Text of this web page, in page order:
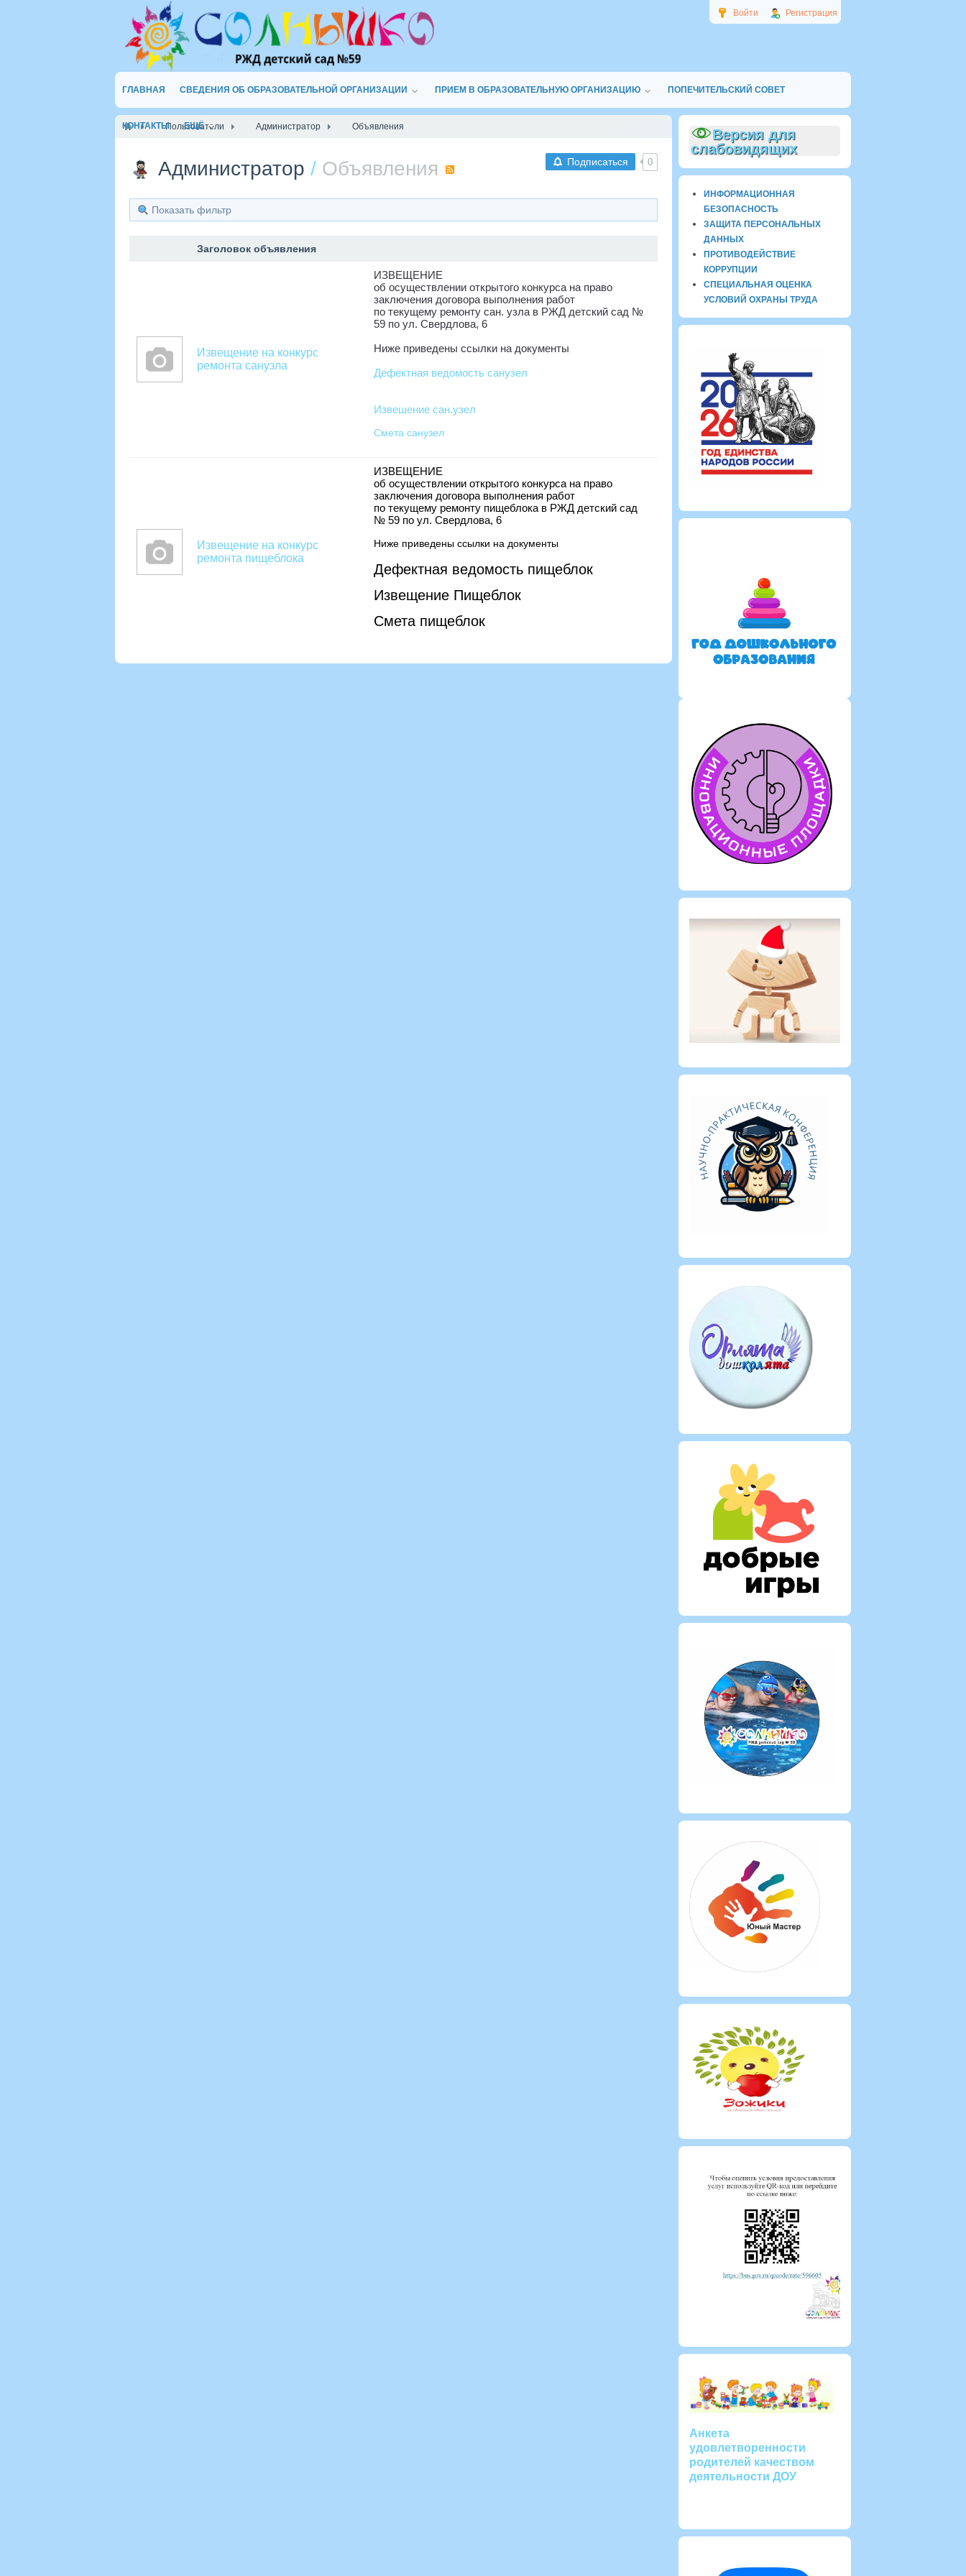
Войти Регистрация
ГЛАВНАЯ СВЕДЕНИЯ ОБ ОБРАЗОВАТЕЛЬНОЙ ОРГАНИЗАЦИИ ПРИЕМ В ОБРАЗОВАТЕЛЬНУЮ ОРГАНИЗАЦИЮ ПОПЕЧИТЕЛЬСКИЙ СОВЕТ
КОНТАКТЫ ЕЩЁ
Пользователи Администратор Объявления
Подписаться 0
Администратор / Объявления
Показать фильтр
Заголовок объявления
Извещение на конкурс
ремонта санузла
ИЗВЕЩЕНИЕ
об осуществлении открытого конкурса на право
заключения договора выполнения работ
по текущему ремонту сан. узла в РЖД детский сад №
59 по ул. Свердлова, 6
Ниже приведены ссылки на документы
Дефектная ведомость санузел
Извешение сан.узел
Смета санузел
Извещение на конкурс
ремонта пищеблока
ИЗВЕЩЕНИЕ
об осуществлении открытого конкурса на право
заключения договора выполнения работ
по текущему ремонту пищеблока в РЖД детский сад
№ 59 по ул. Свердлова, 6
Ниже приведены ссылки на документы
Дефектная ведомость пищеблок
Извещение Пищеблок
Смета пищеблок
Версия для
слабовидящих
ИНФОРМАЦИОННАЯ
БЕЗОПАСНОСТЬ
ЗАЩИТА ПЕРСОНАЛЬНЫХ
ДАННЫХ
ПРОТИВОДЕЙСТВИЕ
КОРРУПЦИИ
СПЕЦИАЛЬНАЯ ОЦЕНКА
УСЛОВИЙ ОХРАНЫ ТРУДА
Анкета
удовлетворенности
родителей качеством
деятельности ДОУ